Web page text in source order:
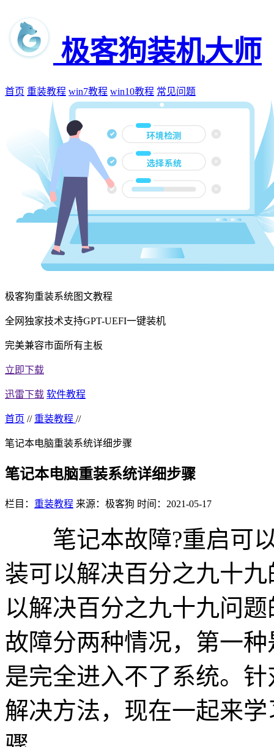
极客狗装机大师
首页 重装教程 win7教程 win10教程 常见问题
极客狗重装系统图文教程
全网独家技术支持GPT-UEFI一键装机
完美兼容市面所有主板
立即下载
迅雷下载 软件教程
首页 // 重装教程 //
笔记本电脑重装系统详细步骤
笔记本电脑重装系统详细步骤
栏目： 重装教程 来源：极客狗 时间：2021-05-17
笔记本故障?重启可以
装可以解决百分之九十
以解决百分之九十九问
故障分两种情况，第一
是完全进入不了系统。
解决方法，现在一起来